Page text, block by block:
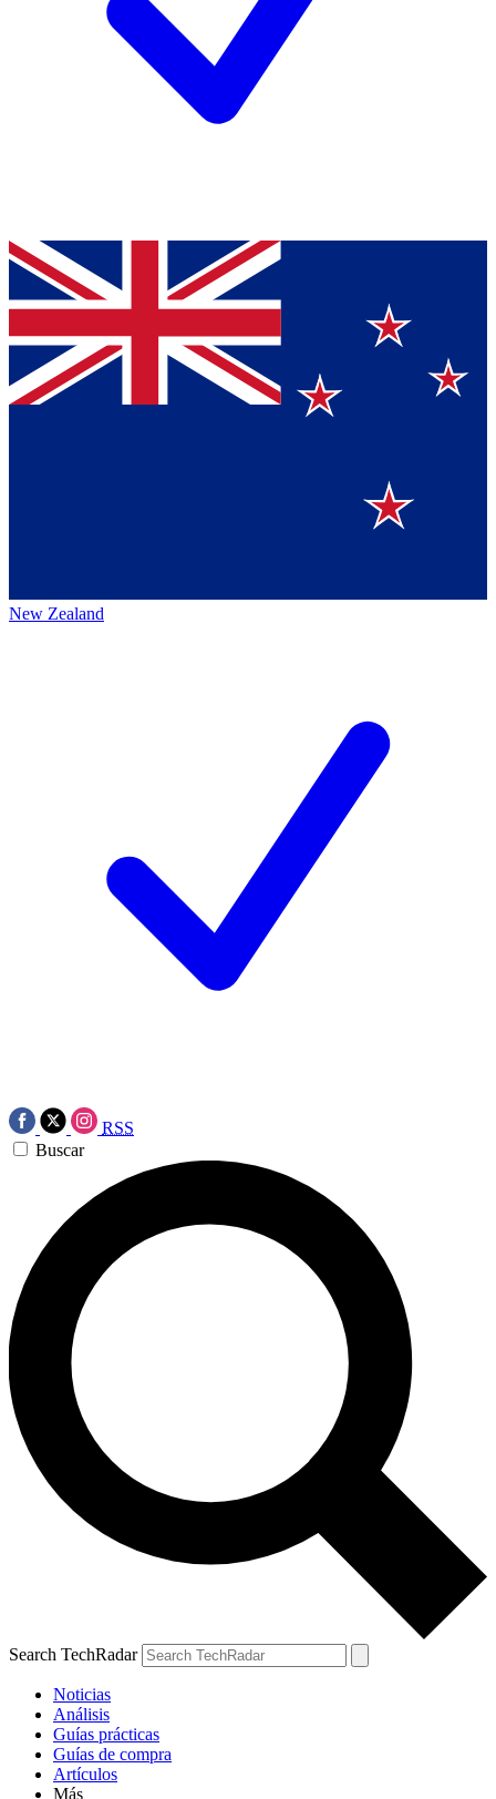
New Zealand
RSS
Buscar
Search TechRadar
Noticias
Análisis
Guías prácticas
Guías de compra
Artículos
Más